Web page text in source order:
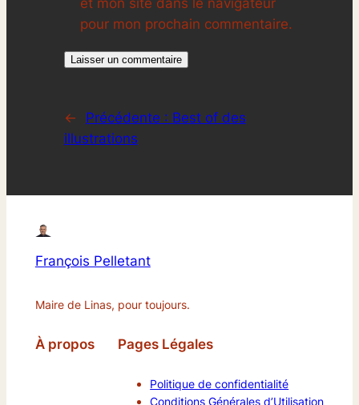
et mon site dans le navigateur
pour mon prochain commentaire.
← Précédente : Best of des
illustrations
François Pelletant
Maire de Linas, pour toujours.
À propos Pages Légales
Politique de confidentialité
Conditions Générales d’Utilisation